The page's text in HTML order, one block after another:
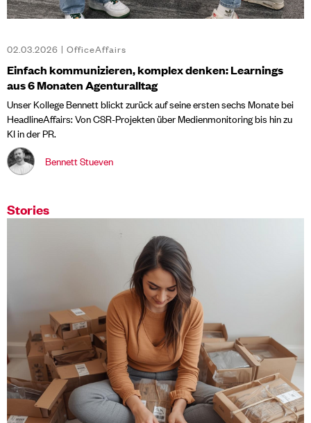
02.03.2026 | OfficeAffairs
Einfach kommunizieren, komplex denken: Learnings
aus 6 Monaten Agenturalltag
Unser Kollege Bennett blickt zurück auf seine ersten sechs Monate bei
HeadlineAffairs: Von CSR-Projekten über Medienmonitoring bis hin zu
KI in der PR.
Bennett Stueven
Stories